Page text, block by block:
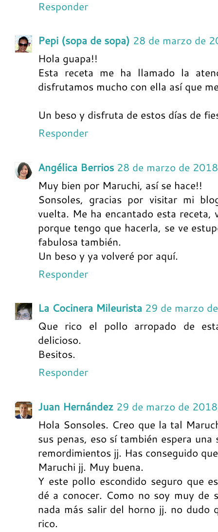
Responder
Pepi (sopa de sopa) 28 de marzo de
Hola guapa!!
Esta receta me ha llamado la
disfrutamos mucho con ella así que
Un beso y disfruta de estos días de
Responder
Angélica Berrios 28 de marzo de
Muy bien por Maruchi, así se hace!!
Sonsoles, gracias por visitar mi
vuelta. Me ha encantado esta receta,
porque tengo que hacerla, se ve
fabulosa también.
Un beso y ya volveré por aquí.
Responder
La Cocinera Mileurista 29 de marzo
Que rico el pollo arropado de
delicioso.
Besitos.
Responder
Juan Hernández 29 de marzo de
Hola Sonsoles. Creo que la tal
sus penas, eso sí también espera
remordimientos jj. Has conseguido
Maruchi jj. Muy buena.
Y este pollo escondido seguro que
dé a conocer. Como no soy muy de
nada más salir del horno jj. no dudo
rico.